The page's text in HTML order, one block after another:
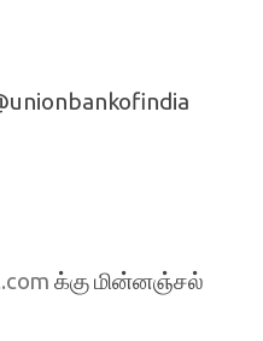
க்கு மின்னஞ்சல்